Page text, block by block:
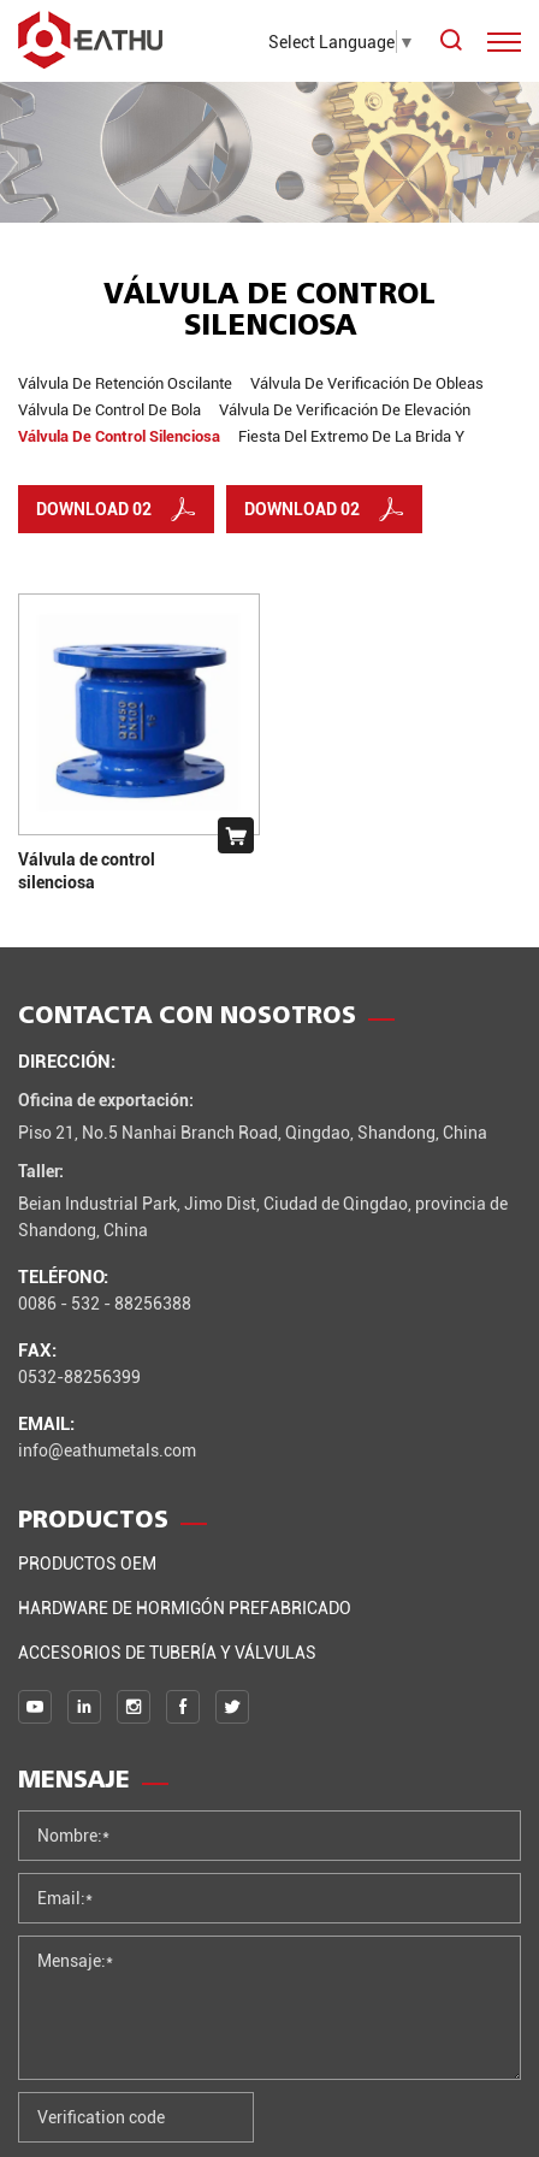
Select Language ▼
VÁLVULA DE CONTROL
SILENCIOSA
Válvula De Retención Oscilante
Válvula De Verificación De Obleas
Válvula De Control De Bola
Válvula De Verificación De Elevación
Válvula De Control Silenciosa
Fiesta Del Extremo De La Brida Y
DOWNLOAD 02 DOWNLOAD 02
Válvula de control
silenciosa
CONTACTA CON NOSOTROS
DIRECCIÓN:
Oficina de exportación:
Piso 21, No.5 Nanhai Branch Road, Qingdao, Shandong, China
Taller:
Beian Industrial Park, Jimo Dist, Ciudad de Qingdao, provincia de
Shandong, China
TELÉFONO:
0086 - 532 - 88256388
FAX:
0532-88256399
EMAIL:
info@eathumetals.com
PRODUCTOS
PRODUCTOS OEM
HARDWARE DE HORMIGÓN PREFABRICADO
ACCESORIOS DE TUBERÍA Y VÁLVULAS
MENSAJE